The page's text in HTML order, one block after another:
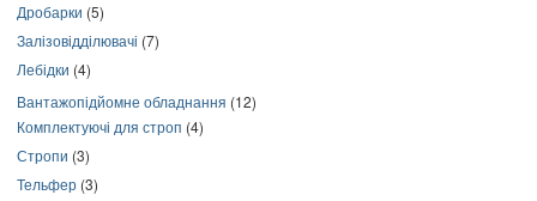
Дробарки (5)
Залізовідділювачі (7)
Лебідки (4)
Вантажопідйомне обладнання (12)
Комплектуючі для строп (4)
Стропи (3)
Тельфер (3)